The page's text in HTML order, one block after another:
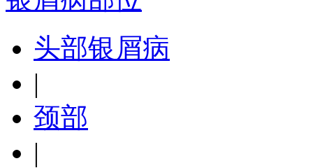
头部银屑病
|
颈部
|